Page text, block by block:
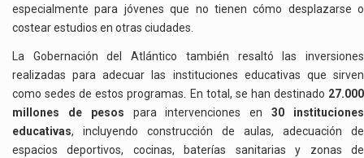
especialmente para jóvenes que no tienen cómo desplazarse o
costear estudios en otras ciudades.
La Gobernación del Atlántico también resaltó las inversiones
realizadas para adecuar las instituciones educativas que sirven
como sedes de estos programas. En total, se han destinado 27.000
millones de pesos para intervenciones en30 instituciones
educativas, incluyendo construcción de aulas, adecuación de
espacios deportivos, cocinas, baterías sanitarias y zonas de